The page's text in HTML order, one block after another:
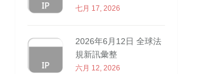
七月 17, 2026
2026年6月12日 全球法
規新訊彙整
六月 12, 2026